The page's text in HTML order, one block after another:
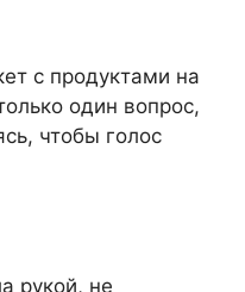
с продуктами на
один вопрос,
чтобы голос
рукой, не